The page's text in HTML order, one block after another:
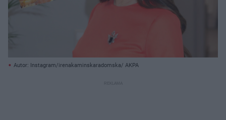
Autor: Instagram/irenakaminskaradomska/ AKPA